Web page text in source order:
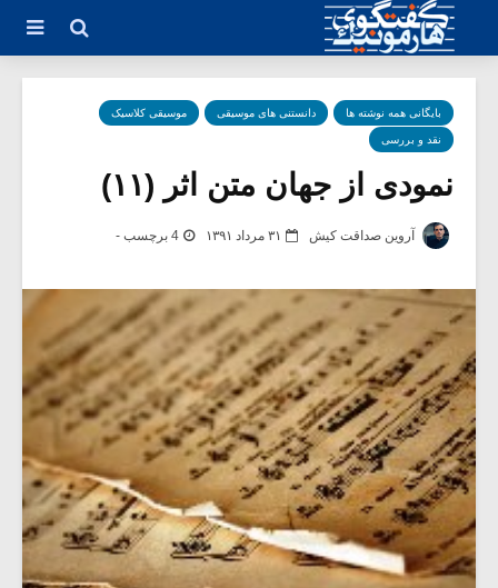
بایگانی همه نوشته ها دانستنی های موسیقی موسیقی کلاسیک
نقد و بررسی
نمودی از جهان متن اثر (۱۱)
آروین صداقت کیش ۳۱ مرداد ۱۳۹۱ 4 برچسب -